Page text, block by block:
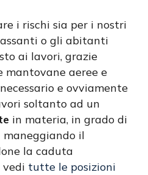
i rischi sia per i nostri
o gli abitanti
ai lavori, grazie
mantovane aeree e
e ovviamente
soltanto ad un
in materia, in grado di
il
la caduta
vedi tutte le posizioni